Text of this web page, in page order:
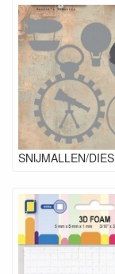
SNIJMALLEN/DIES